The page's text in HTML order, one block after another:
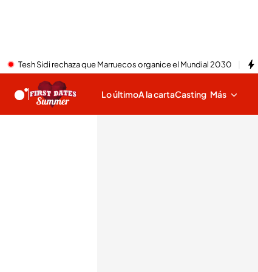
Tesh Sidi rechaza que Marruecos organice el Mundial 2030
Lo últimoA la cartaCasting Más